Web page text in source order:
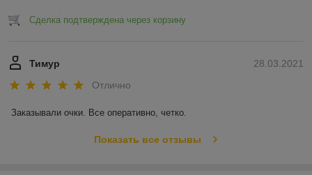
Сделка подтверждена через корзину
28.03.2021
Тимур
Отлично
Заказывали очки. Все оперативно, четко.
Показать все отзывы